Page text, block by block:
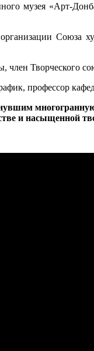
музея «Арт-
Союза
член Творческого
профессор
и насыщенной